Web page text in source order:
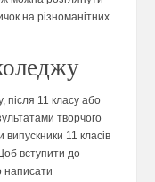
на різноманітних
після 11 класу або
творчого
випускники 11 класів
вступити до
написати